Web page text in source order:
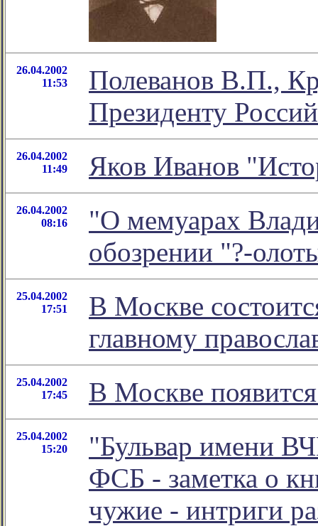
26.04.2002
11:53
Полеванов В.П.,
Президенту
26.04.2002
11:49
Яков Иванов
26.04.2002
08:16
"О мемуарах
обозрении "?-
25.04.2002
17:51
В Москве
главному
25.04.2002
17:45
В Москве
25.04.2002
15:20
"Бульвар имени
ФСБ - заметка о
чужие - интриги